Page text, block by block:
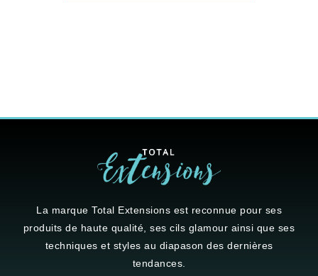
La marque Total Extensions est reconnue pour ses
produits de haute qualité, ses cils glamour ainsi que ses
techniques et styles au diapason des dernières
tendances.